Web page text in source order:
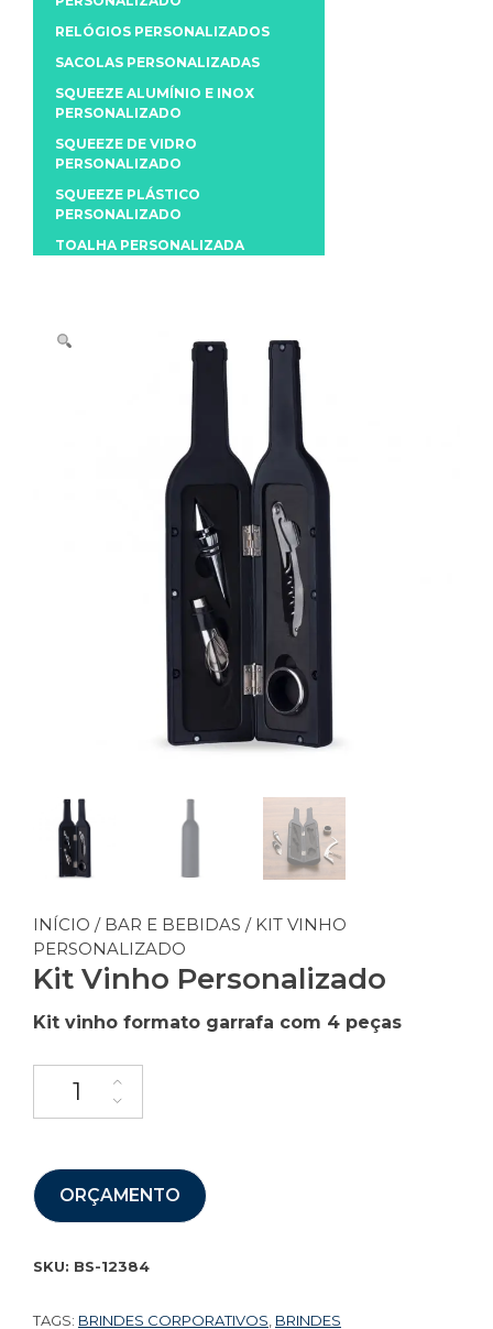
INÍCIO / BAR E BEBIDAS / KIT VINHO
PERSONALIZADO
Kit Vinho Personalizado
Kit vinho formato garrafa com 4 peças
ORÇAMENTO
SKU: BS-12384
TAGS: BRINDES CORPORATIVOS BRINDES
RELÓGIOS PERSONALIZADOS
SACOLAS PERSONALIZADAS
SQUEEZE ALUMÍNIO E INOX
PERSONALIZADO
SQUEEZE DE VIDRO
PERSONALIZADO
SQUEEZE PLÁSTICO
PERSONALIZADO
TOALHA PERSONALIZADA